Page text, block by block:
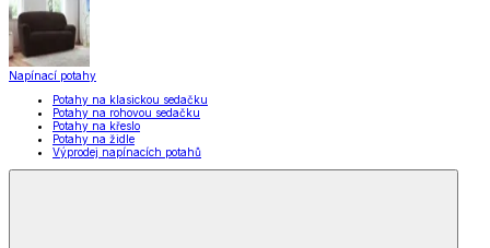
Napínací potahy
Potahy na klasickou sedačku
Potahy na rohovou sedačku
Potahy na křeslo
Potahy na židle
Výprodej napínacích potahů